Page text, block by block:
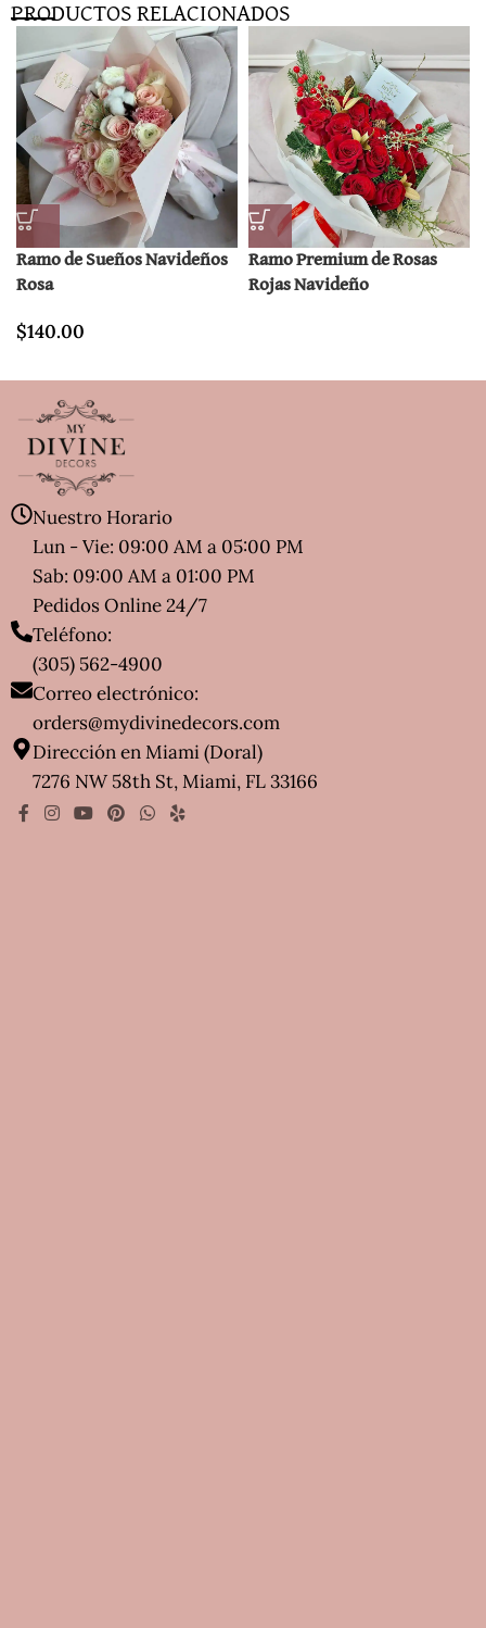
PRODUCTOS RELACIONADOS
Ramo de Sueños Navideños
Rosa
$140.00
Ramo Premium de Rosas
Rojas Navideño
Nuestro Horario
Lun - Vie: 09:00 AM a 05:00 PM
Sab: 09:00 AM a 01:00 PM
Pedidos Online 24/7
Teléfono:
(305) 562-4900
Correo electrónico:
orders@mydivinedecors.com
Dirección en Miami (Doral)
7276 NW 58th St, Miami, FL 33166